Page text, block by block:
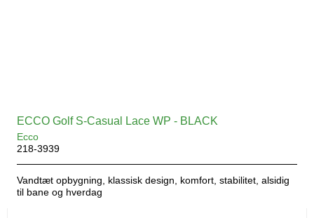
ECCO Golf S-Casual Lace WP - BLACK
Ecco
218-3939
Vandtæt opbygning, klassisk design, komfort, stabilitet, alsidig
til bane og hverdag